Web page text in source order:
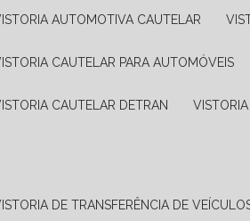
VISTORIA AUTOMOTIVA CAUTELAR
VISTORIA CAUTELAR PARA AUTOMÓVEIS
VISTORIA CAUTELAR DETRAN
VISTORIA DE TRANSFERÊNCIA DE